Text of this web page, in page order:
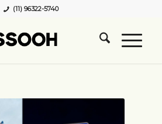
(11) 96322-5740